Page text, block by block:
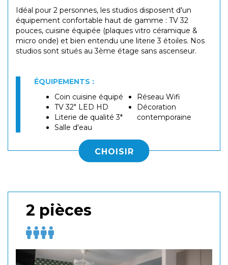
Idéal pour 2 personnes, les studios disposent d'un
équipement confortable haut de gamme : TV 32
pouces, cuisine équipée (plaques vitro céramique &
micro onde) et bien entendu une literie 3 étoiles. Nos
studios sont situés au 3ème étage sans ascenseur.
ÉQUIPEMENTS :
Coin cuisine équipé
TV 32" LED HD
Literie de qualité 3*
Salle d'eau
Réseau Wifi
Décoration
contemporaine
CHOISIR
2 pièces